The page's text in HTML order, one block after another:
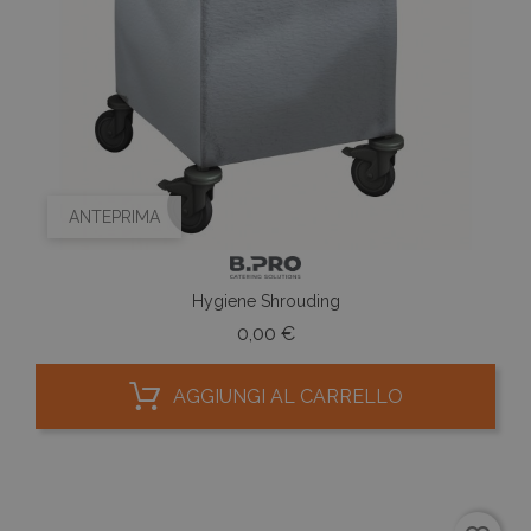
ANTEPRIMA
Hygiene Shrouding
0,00 €Prezzo
AGGIUNGI AL CARRELLO